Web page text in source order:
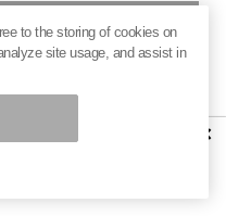
は買いか？蓄電池銘柄の
決算で見えた“強い事
×
to the storing of cookies on
site usage, and assist in